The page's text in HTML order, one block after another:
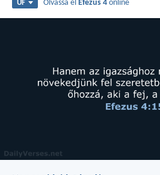
UF Olvassa elEfezus 4 online